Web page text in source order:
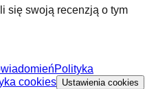
się swoją recenzją o tym
Polityka
cookies Ustawienia cookies